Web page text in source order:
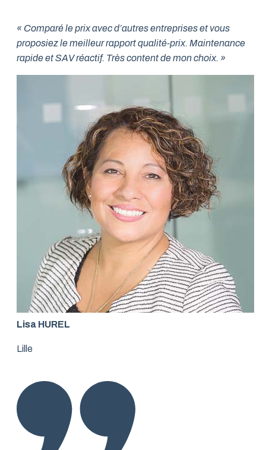
« Comparé le prix avec d’autres entreprises et vous
proposiez le meilleur rapport qualité-prix. Maintenance
rapide et SAV réactif. Très content de mon choix. »
Lisa HUREL
Lille